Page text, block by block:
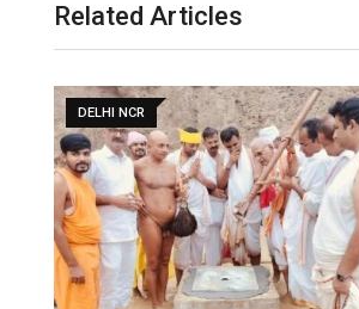
Related Articles
DELHI NCR